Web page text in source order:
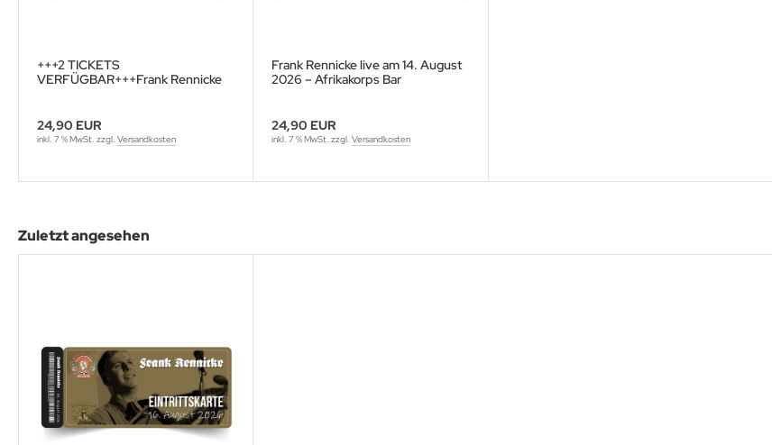
+++2 TICKETS
VERFÜGBAR+++Frank Rennicke
24,90 EUR
inkl. 7 % MwSt. zzgl. Versandkosten
Frank Rennicke live am 14. August
2026 – Afrikakorps Bar
24,90 EUR
inkl. 7 % MwSt. zzgl.Versandkosten
Zuletzt angesehen